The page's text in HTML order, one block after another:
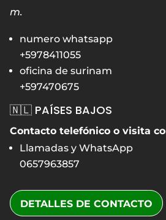
m.
numero whatsapp
+5978411055
oficina de surinam
+597470675
🇳🇱 PAÍSES BAJOS
Contacto telefónico o visita
Llamadas y WhatsApp
0657963857
DETALLES DE CONTACTO